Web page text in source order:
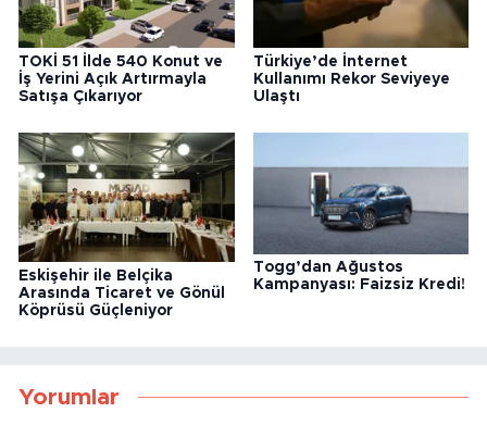
TOKİ 51 İlde 540 Konut ve
İş Yerini Açık Artırmayla
Satışa Çıkarıyor
Türkiye’de İnternet
Kullanımı Rekor Seviyeye
Ulaştı
Eskişehir ile Belçika
Arasında Ticaret ve Gönül
Köprüsü Güçleniyor
Togg’dan Ağustos
Kampanyası: Faizsiz Kredi!
Yorumlar